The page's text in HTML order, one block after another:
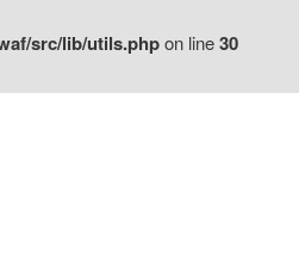
src/lib/utils.phpon line30